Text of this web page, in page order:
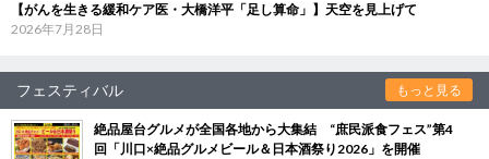
【がんを生きる緩和ケア医・大橋洋平「足し算命」】天空を見上げて
2026年7月28日
フェスティバル もっと見る
絶品屋台グルメが全国各地から大集結 “庶民派食フェス”第4
回「川口×絶品グルメビール＆日本酒祭り2026」を開催